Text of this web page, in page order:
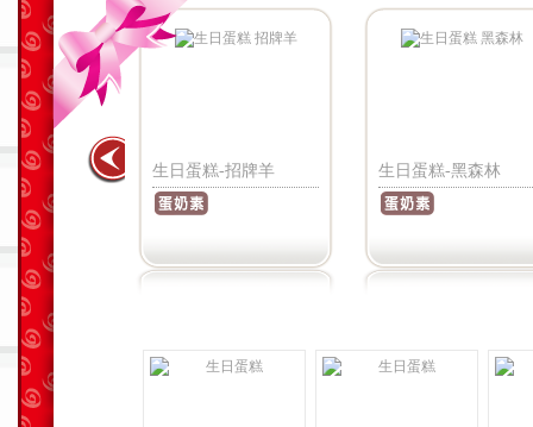
拉米蘇 生日蛋糕-招牌羊 生日蛋糕-黑森林